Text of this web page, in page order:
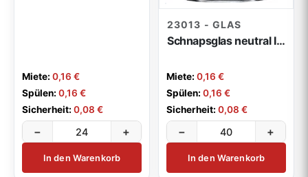
Miete:0,16 €
Spülen:0,16 €
Sicherheit:0,08 €
− +
In den Warenkorb
23013 - GLAS
Schnapsglas neutral Islande 6cl
Miete:0,16 €
Spülen:0,16 €
Sicherheit:0,08 €
− +
In den Warenkorb